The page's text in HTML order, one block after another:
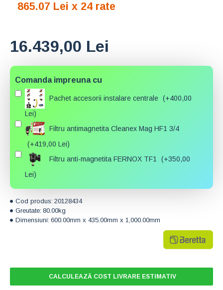
Cod produs: 20128434
Greutate: 80.00kg
Dimensiuni: 600.00mm x 435.00mm x 1,000.00mm
16.439,00 Lei
Comanda impreuna cu
Pachet accesorii instalare centrale (+400,00
Lei)
Filtru antimagnetita Cleanex Mag HF1 3/4
(+419,00 Lei)
Filtru anti-magnetita FERNOX TF1
(+350,00
Lei)
865.07 Lei x 24 rate
CALCULEAZĂ COST LIVRARE ESTIMATIV